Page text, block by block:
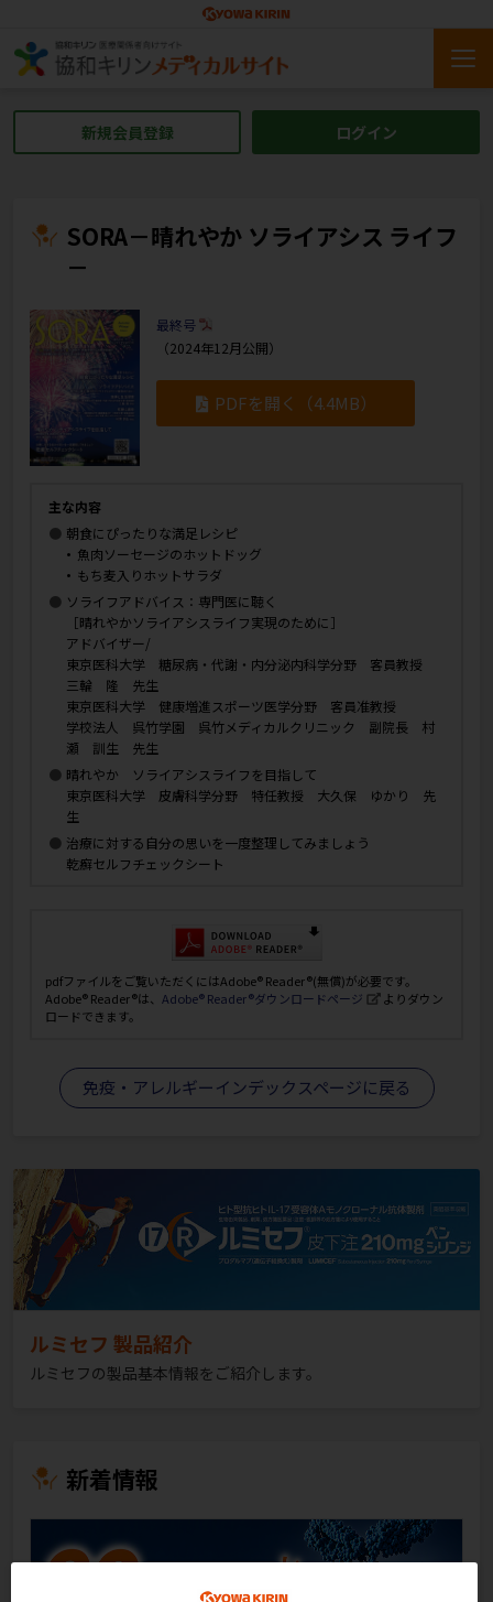
新規会員登録 ログイン
SORA－晴れやか ソライアシス ライフ
－
最終号
（2024年12月公開）
PDFを開く（4.4MB）
主な内容
朝食にぴったりな満足レシピ
魚肉ソーセージのホットドッグ
もち麦入りホットサラダ
ソライフアドバイス：専門医に聴く
［晴れやかソライアシスライフ実現のために］
アドバイザー/
東京医科大学 糖尿病・代謝・内分泌内科学分野 客員教授
三輪 隆 先生
東京医科大学 健康増進スポーツ医学分野 客員准教授
学校法人 呉竹学園 呉竹メディカルクリニック 副院長 村
瀬 訓生 先生
晴れやか ソライアシスライフを目指して
東京医科大学 皮膚科学分野 特任教授 大久保 ゆかり 先
生
治療に対する自分の思いを一度整理してみましょう
乾癬セルフチェックシート
pdfファイルをご覧いただくにはAdobe® Reader®(無償)が必要です。
Adobe® Reader®は、 Adobe® Reader®ダウンロードページ
よりダウン
ロードできます。
免疫・アレルギーインデックスページに戻る
ルミセフ 製品紹介
ルミセフの製品基本情報をご紹介します。
新着情報